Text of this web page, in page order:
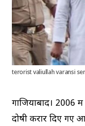
terorist valiullah varansi
गाजियाबाद। 2006
दोषी करार दिए गए